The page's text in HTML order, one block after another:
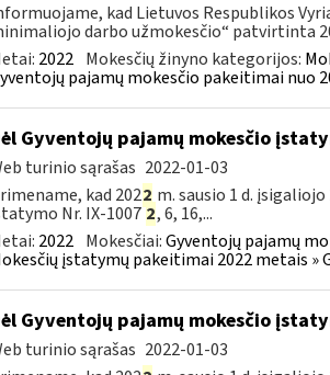
kad Lietuvos Respublikos
darbo užmokesčio“ patvirtinta
2022 Mokesčių žinyno kategorijos:
pajamų mokesčio pakeitimai nuo
Gyventojų pajamų mokesčio
turinio sąrašas 2022-01-03
kad 2022 m. sausio 1 d.
Nr. IX-10072, 6, 16,...
2022 Mokesčiai:Gyventojų pajamų
įstatymų pakeitimai 2022 metais »
Gyventojų pajamų mokesčio
turinio sąrašas 2022-01-03